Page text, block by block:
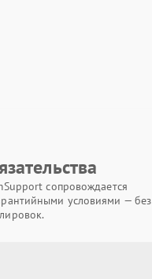
сопровождается
условиями — без